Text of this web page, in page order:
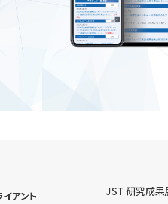
イアント JST 研究成